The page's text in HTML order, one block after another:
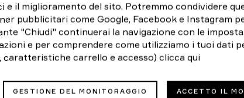
e il miglioramento del sito. Potremmo condividere
pubblicitari come Google, Facebook e Instagram
"Chiudi" continuerai la navigazione con le
e per comprendere come utilizziamo i tuoi dati
caratteristiche carrello e accesso) clicca qui
GESTIONE DEL MONITORAGGIO ACCETTO IL